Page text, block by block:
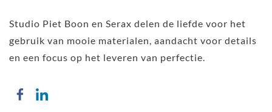
Studio Piet Boon en Serax delen de liefde voor het
gebruik van mooie materialen, aandacht voor details
en een focus op het leveren van perfectie.